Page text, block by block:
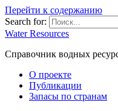
Перейти к содержанию
Search for:
Water Resources
Справочник водных
О проекте
Публикации
Запасы по странам